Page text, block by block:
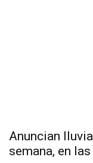
Anuncian
semana, en